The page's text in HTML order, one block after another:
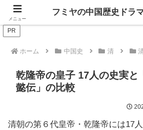
ドラマは歴史を知るともっと
PR
ホーム 中国史 清
乾隆帝の皇子 17人の史実と
懿伝」の比較
清朝の第６代皇帝・乾隆帝には17
メニュー
フミヤの中国歴史ドラ